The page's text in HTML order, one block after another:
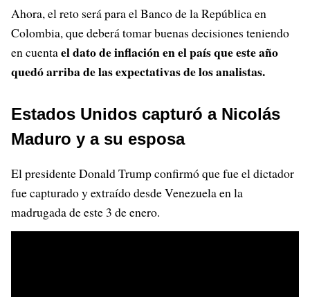
Ahora, el reto será para el Banco de la República en
Colombia, que deberá tomar buenas decisiones teniendo
en cuentael dato de inflación en el país que este año
quedó arriba de las expectativas de los analistas.
Estados Unidos capturó a Nicolás
Maduro y a su esposa
El presidente Donald Trump confirmó que fue el dictador
fue capturado y extraído desde Venezuela en la
madrugada de este 3 de enero.